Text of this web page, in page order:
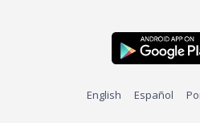
English Español